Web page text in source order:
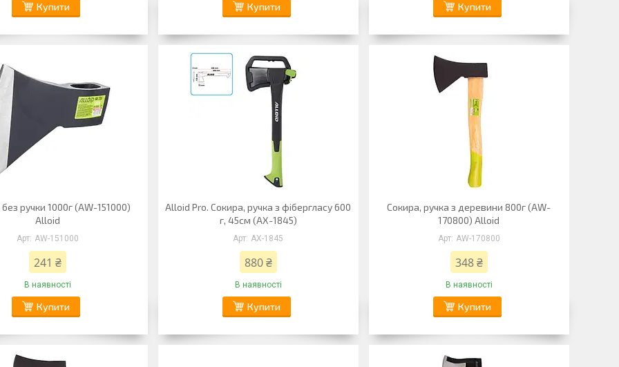
Купити Купити Купити
ручки 1000г (AW-151000)
Alloid
AW-151000
241 ₴
В наявності
Купити
Alloid Pro. Сокира, ручка з фібергласу 600
г, 45см (AX-1845)
AX-1845
880 ₴
В наявності
Купити
Сокира, ручка з деревини 800г (AW-
170800) Alloid
AW-170800
348 ₴
В наявності
Купити